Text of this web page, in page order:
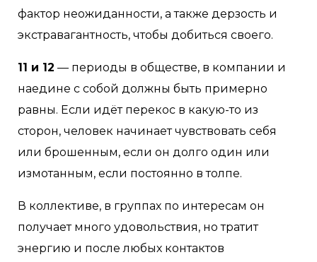
фактор неожиданности, а также дерзость и
экстравагантность, чтобы добиться своего.
11 и 12 — периоды в обществе, в компании и
наедине с собой должны быть примерно
равны. Если идёт перекос в какую-то из
сторон, человек начинает чувствовать себя
или брошенным, если он долго один или
измотанным, если постоянно в толпе.
В коллективе, в группах по интересам он
получает много удовольствия, но тратит
энергию и после любых контактов